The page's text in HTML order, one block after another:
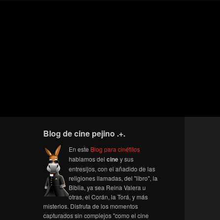
Blog de cine pejino .+.
En este Blog para cinéfilos
hablamos del ciney sus
entresijos, con el añadido de las
religiones llamadas, del "libro", la
Biblia, ya sea Reina Valera u
otras, el Corán, la Torá, y más
misterios. Disfruta de los momentos
capturados sin complejos "como el cine